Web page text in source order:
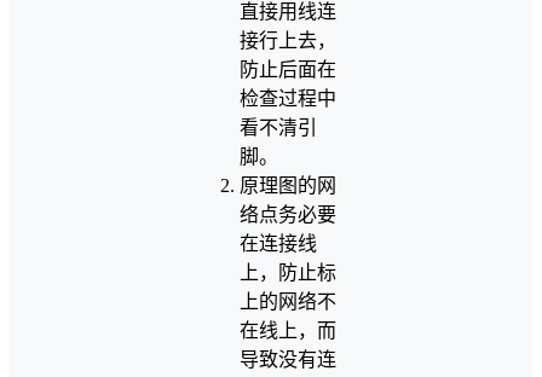
直接用线连
接行上去，
防止后面在
检查过程中
看不清引
脚。
原理图的网
络点务必要
在连接线
上，防止标
上的网络不
在线上，而
导致没有连